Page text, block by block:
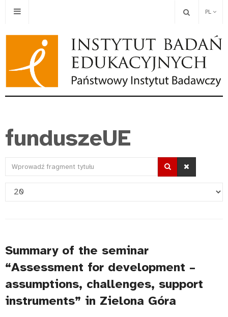
PL
funduszeUE
Wprowadź
tytułu
Pokaż
Summary of the seminar
“Assessment for development –
assumptions, challenges, support
instruments” in Zielona Góra